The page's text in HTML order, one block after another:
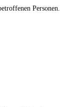
Personen.